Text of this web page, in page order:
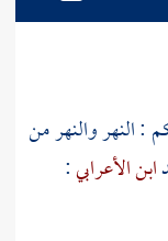
: النهر والنهر من
ابن الأعرابي: